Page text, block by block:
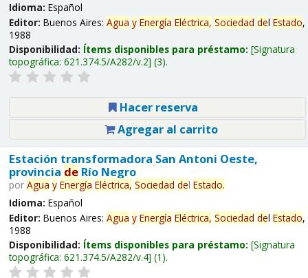
Idioma: Español
Editor: Buenos Aires: Agua y Energía Eléctrica, Sociedad del Estado,
1988
Disponibilidad: Ítems disponibles para préstamo: Signatura
topográfica: 621.374.5/A282/v.2 (3).
Hacer reserva
Agregar al carrito
Estación transformadora San Antoni Oeste,
provincia deRío Negro
por Agua y Energía Eléctrica, Sociedad del Estado.
Idioma: Español
Editor: Buenos Aires: Agua y Energía Eléctrica, Sociedad del Estado,
1988
Disponibilidad: Ítems disponibles para préstamo: Signatura
topográfica: 621.374.5/A282/v.4 (1).